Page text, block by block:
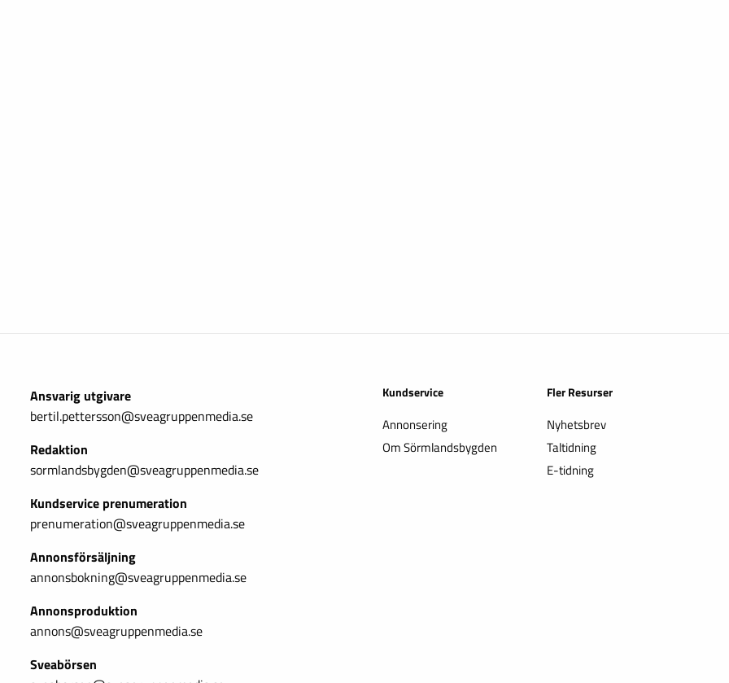
Ansvarig utgivare
bertil.pettersson@sveagruppenmedia.se
Redaktion
sormlandsbygden@sveagruppenmedia.se
Kundservice prenumeration
prenumeration@sveagruppenmedia.se
Annonsförsäljning
annonsbokning@sveagruppenmedia.se
Annonsproduktion
annons@sveagruppenmedia.se
Sveabörsen
Kundservice
Annonsering
Om Sörmlandsbygden
Fler Resurser
Nyhetsbrev
Taltidning
E-tidning